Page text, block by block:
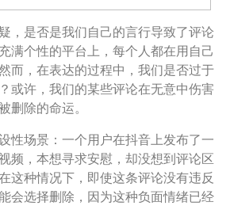
，是否是我们自己的言行导致了评论
满个性的平台上，每个人都在用自己
而，在表达的过程中，我们是否过于
或许，我们的某些评论在无意中伤害
删除的命运。
性场景：一个用户在抖音上发布了一
频，本想寻求安慰，却没想到评论区
这种情况下，即使这条评论没有违反
会选择删除，因为这种负面情绪已经